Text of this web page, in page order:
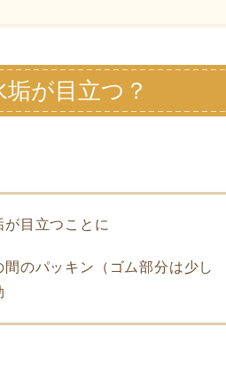
が目立つ？
が目立つことに
のパッキン（ゴム部分は少し